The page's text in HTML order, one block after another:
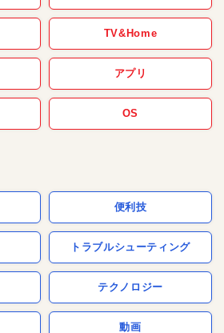
TV&Home
アプリ
OS
便利技
トラブルシューティング
テクノロジー
動画